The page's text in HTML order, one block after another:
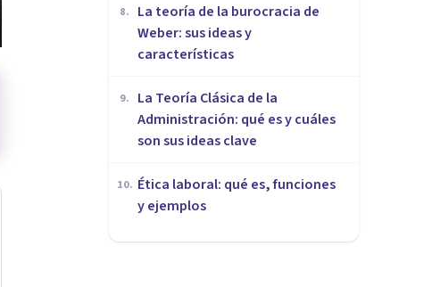
8.
La teoría de la burocracia de
Weber: sus ideas y
características
9.
La Teoría Clásica de la
Administración: qué es y cuáles
son sus ideas clave
10. Ética laboral: qué es, funciones
y ejemplos